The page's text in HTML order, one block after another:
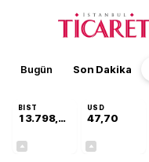
Bugün Son Dakika
BIST
13.798,82
USD
47,70